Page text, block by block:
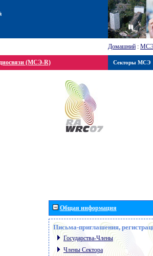
Домашний :
(МСЭ-R)
Общая информация
Письма-приглашения,
Государства-Члены
Члены Сектора
Секторы МСЭ